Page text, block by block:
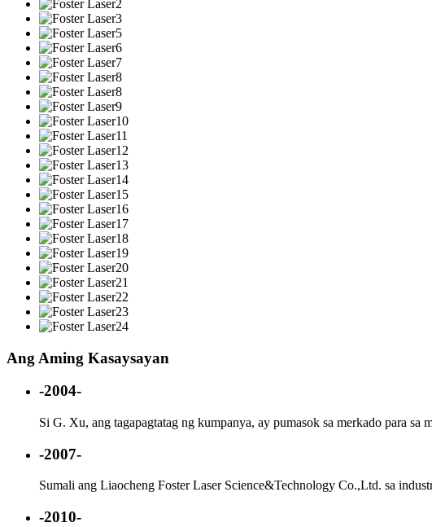
Ang Aming Kasaysayan
-2004-
Si G. Xu, ang tagapagtatag ng kumpanya, ay pumasok sa merkado para sa
-2007-
Sumali ang Liaocheng Foster Laser Science&Technology Co.,Ltd. sa
-2010-